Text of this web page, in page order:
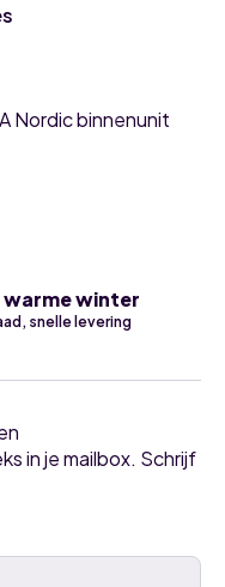
Nordic binnenunit
warme winter
snelle levering
in je mailbox. Schrijf